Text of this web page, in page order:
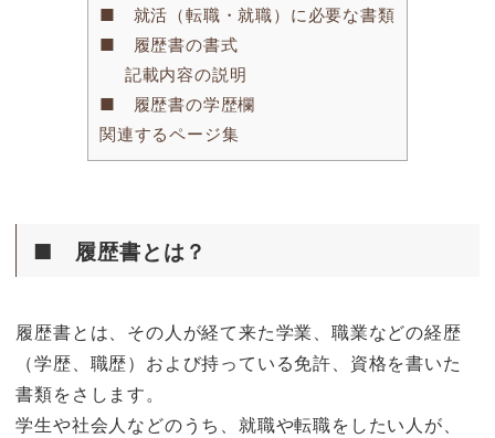
■ 就活（転職・就職）に必要な書類
■ 履歴書の書式
記載内容の説明
■ 履歴書の学歴欄
関連するページ集
■ 履歴書とは？
履歴書とは、その人が経て来た学業、職業などの経歴
（学歴、職歴）および持っている免許、資格を書いた
書類をさします。
学生や社会人などのうち、就職や転職をしたい人が、